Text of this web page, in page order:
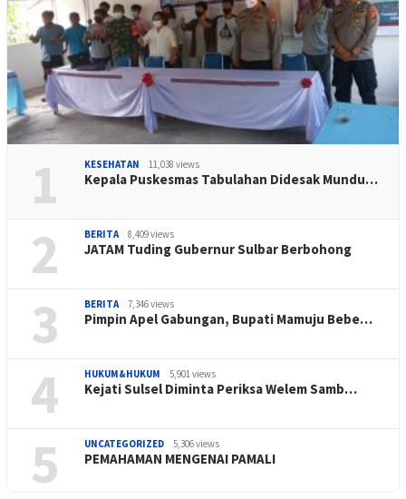
1 KESEHATAN 11,038 views
Kepala Puskesmas Tabulahan Didesak Mundu…
2 BERITA 8,409 views
JATAM Tuding Gubernur Sulbar Berbohong
3 BERITA 7,346 views
Pimpin Apel Gabungan, Bupati Mamuju Bebe…
4 HUKUM&HUKUM 5,901 views
Kejati Sulsel Diminta Periksa Welem Samb…
5 UNCATEGORIZED 5,306 views
PEMAHAMAN MENGENAI PAMALI